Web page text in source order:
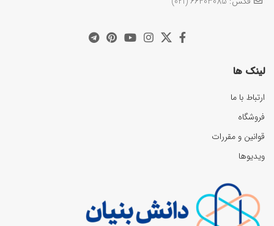
لینک ها
ارتباط با ما
فروشگاه
قوانین و مقررات
ویدیوها